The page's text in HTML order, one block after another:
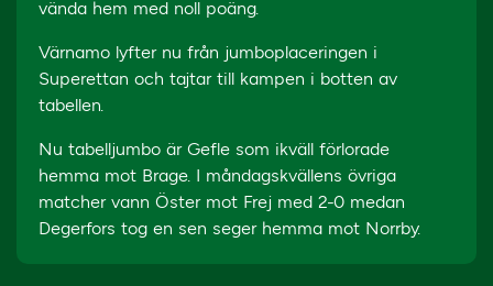
vända hem med noll poäng.
Värnamo lyfter nu från jumboplaceringen i
Superettan och tajtar till kampen i botten av
tabellen.
Nu tabelljumbo är Gefle som ikväll förlorade
hemma mot Brage. I måndagskvällens övriga
matcher vann Öster mot Frej med 2-0 medan
Degerfors tog en sen seger hemma mot Norrby.